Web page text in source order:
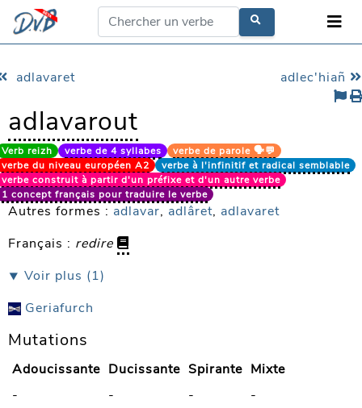
adlavaret adlec'hiañ
adlavarout
Verb reizh verbe de 4 syllabes
verbe de parole 🗣️💬
verbe du niveau européen A2
verbe à l'infinitif et radical semblable
verbe construit à partir d'un préfixe et d'un autre verbe
1 concept français pour traduire le verbe
Autres formes : adlavar, adlâret, adlavaret
Français : redire
⯆ Voir plus (1)
Geriafurch
Mutations
Adoucissante Ducissante Spirante Mixte
-
- -
-